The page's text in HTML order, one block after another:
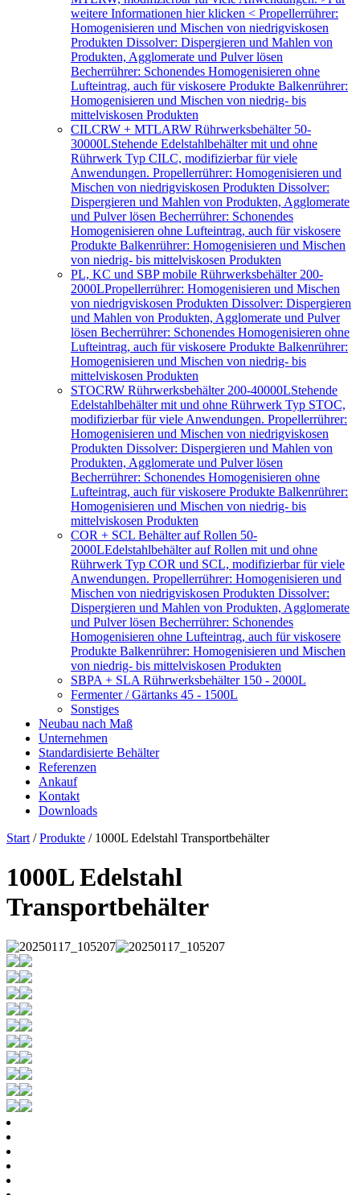
weitere Informationen hier klicken < Propellerrührer:
Homogenisieren und Mischen von niedrigviskosen
Produkten Dissolver: Dispergieren und Mahlen von
Produkten, Agglomerate und Pulver lösen
Becherrührer: Schonendes Homogenisieren ohne
Lufteintrag, auch für viskosere Produkte Balkenrührer:
Homogenisieren und Mischen von niedrig- bis
mittelviskosen Produkten
CILCRW + MTLARW Rührwerksbehälter 50-
30000LStehende Edelstahlbehälter mit und ohne
Rührwerk Typ CILC, modifizierbar für viele
Anwendungen. Propellerrührer: Homogenisieren und
Mischen von niedrigviskosen Produkten Dissolver:
Dispergieren und Mahlen von Produkten, Agglomerate
und Pulver lösen Becherrührer: Schonendes
Homogenisieren ohne Lufteintrag, auch für viskosere
Produkte Balkenrührer: Homogenisieren und Mischen
von niedrig- bis mittelviskosen Produkten
PL, KC und SBP mobile Rührwerksbehälter 200-
2000LPropellerrührer: Homogenisieren und Mischen
von niedrigviskosen Produkten Dissolver: Dispergieren
und Mahlen von Produkten, Agglomerate und Pulver
lösen Becherrührer: Schonendes Homogenisieren ohne
Lufteintrag, auch für viskosere Produkte Balkenrührer:
Homogenisieren und Mischen von niedrig- bis
mittelviskosen Produkten
STOCRW Rührwerksbehälter 200-40000LStehende
Edelstahlbehälter mit und ohne Rührwerk Typ STOC,
modifizierbar für viele Anwendungen. Propellerrührer:
Homogenisieren und Mischen von niedrigviskosen
Produkten Dissolver: Dispergieren und Mahlen von
Produkten, Agglomerate und Pulver lösen
Becherrührer: Schonendes Homogenisieren ohne
Lufteintrag, auch für viskosere Produkte Balkenrührer:
Homogenisieren und Mischen von niedrig- bis
mittelviskosen Produkten
COR + SCL Behälter auf Rollen 50-
2000LEdelstahlbehälter auf Rollen mit und ohne
Rührwerk Typ COR und SCL, modifizierbar für viele
Anwendungen. Propellerrührer: Homogenisieren und
Mischen von niedrigviskosen Produkten Dissolver:
Dispergieren und Mahlen von Produkten, Agglomerate
und Pulver lösen Becherrührer: Schonendes
Homogenisieren ohne Lufteintrag, auch für viskosere
Produkte Balkenrührer: Homogenisieren und Mischen
von niedrig- bis mittelviskosen Produkten
SBPA + SLA Rührwerksbehälter 150 - 2000L
Fermenter / Gärtanks 45 - 1500L
Sonstiges
Neubau nach Maß
Unternehmen
Standardisierte Behälter
Referenzen
Ankauf
Kontakt
Downloads
Start /Produkte / 1000L Edelstahl Transportbehälter
1000L Edelstahl
Transportbehälter